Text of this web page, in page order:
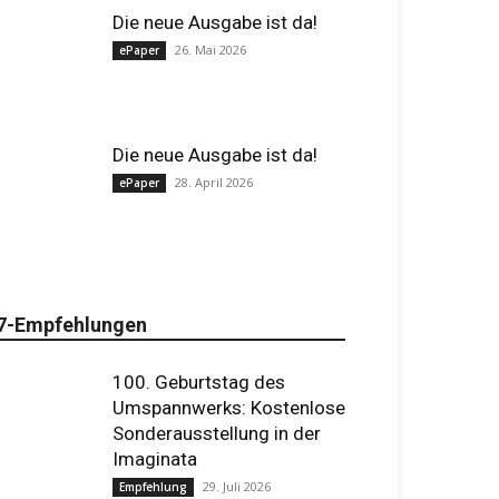
Die neue Ausgabe ist da!
ePaper 26. Mai 2026
Die neue Ausgabe ist da!
ePaper 28. April 2026
Empfehlungen
100. Geburtstag des
Umspannwerks: Kostenlose
Sonderausstellung in der
Imaginata
Empfehlung 29. Juli 2026